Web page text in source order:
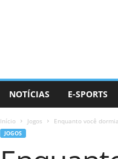
NOTÍCIAS E-SPORTS
Início Jogos Enquanto você
JOGOS